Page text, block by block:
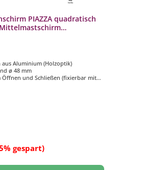
PIAZZA quadratisch
aus Aluminium (Holzoptik)
ø 48 mm
Öffnen und Schließen (fixierbar mit
gespart)